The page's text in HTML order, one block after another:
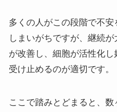
多くの人がこの段階で不
しまいがちですが、継続
が改善し、細胞が活性化
受け止めるのが適切です。
ここで踏みとどまると、